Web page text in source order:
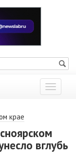
Показать
меню
крае
вглубь